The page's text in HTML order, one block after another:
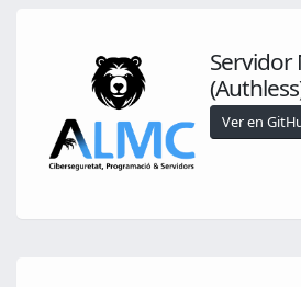
Servidor
Ver en